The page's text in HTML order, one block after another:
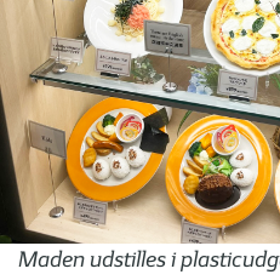
Maden udstilles i